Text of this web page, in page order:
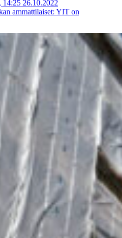
14:25 26.10.2022
ammattilaiset: YIT on